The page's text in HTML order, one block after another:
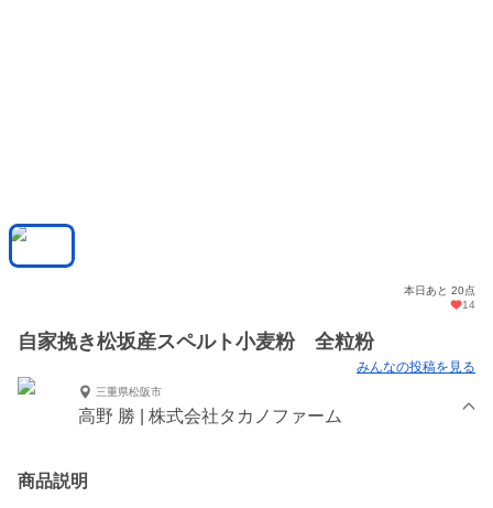
本日あと 20点
14
自家挽き松坂産スペルト小麦粉 全粒粉
みんなの投稿を見る
三重県松阪市
高野 勝 | 株式会社タカノファーム
商品説明